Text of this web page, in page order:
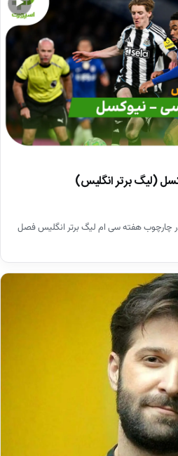
▶
چارچوب هفته سی ام لیگ برتر انگلیس فصل